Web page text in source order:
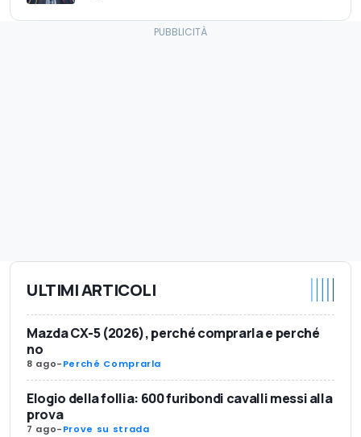
ULTIMI ARTICOLI
Mazda CX-5 (2026), perché comprarla e perché
no
8 ago-Perché Comprarla
Elogio della follia: 600 furibondi cavalli messi alla
prova
7 ago-Prove su strada